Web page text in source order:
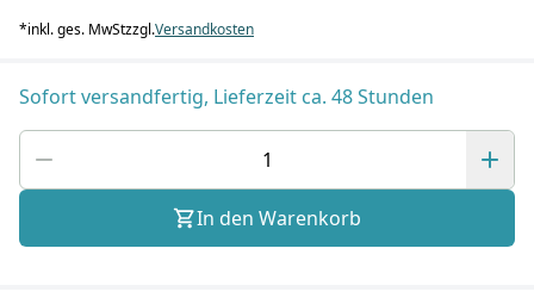
*inkl. ges. MwStzzgl.Versandkosten
Sofort versandfertig, Lieferzeit ca. 48 Stunden
In den Warenkorb